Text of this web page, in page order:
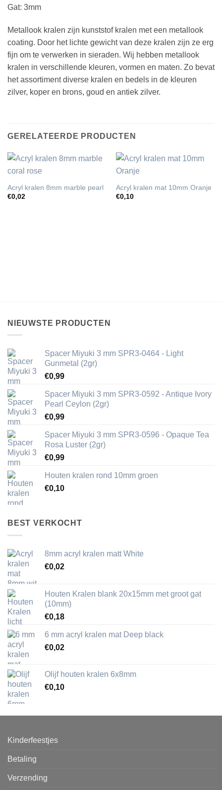
Gat: 3mm
Metallook kralen zijn kunststof kralen met een metallook
coating. Door het lichte gewicht van deze kralen zijn ze erg
fijn om te verwerken in sieraden. Wij hebben metallook
kralen in verschillende kleuren, vormen en maten. Zo bevat
het assortiment diverse kralen en bedels in de kleuren
zilver, koper en brons, goud en antiek zilver.
GERELATEERDE PRODUCTEN
Acryl kralen 8mm marble pearl
€0,02
Acryl kralen mat 10mm Oranje
€0,10
NIEUWSTE PRODUCTEN
Spacer Miyuki 3 mm SPR3-0464 - Light
Gunmetal (2gr)
€0,99
Spacer Miyuki 3 mm SPR3-0592 - Antique Ivory
Pearl Ceylon (2gr)
€0,99
Spacer Miyuki 3 mm SPR3-0596 - Opaque Tea
Rosa Luster (2gr)
€0,99
Houten kralen rond 10mm groen
€0,10
BEST VERKOCHT
8mm acryl kralen matt White
€0,02
Houten Kralen blank 20x15mm met groot gat
(10mm)
€0,18
6 mm acryl kralen mat Deep black
€0,02
Olijf houten kralen 6x8mm
€0,10
Kinderfeestjes
Betaling
Verzending